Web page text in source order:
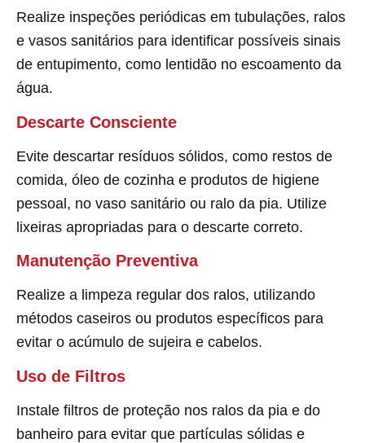
Realize inspeções periódicas em tubulações, ralos
e vasos sanitários para identificar possíveis sinais
de entupimento, como lentidão no escoamento da
água.
Descarte Consciente
Evite descartar resíduos sólidos, como restos de
comida, óleo de cozinha e produtos de higiene
pessoal, no vaso sanitário ou ralo da pia. Utilize
lixeiras apropriadas para o descarte correto.
Manutenção Preventiva
Realize a limpeza regular dos ralos, utilizando
métodos caseiros ou produtos específicos para
evitar o acúmulo de sujeira e cabelos.
Uso de Filtros
Instale filtros de proteção nos ralos da pia e do
banheiro para evitar que partículas sólidas e